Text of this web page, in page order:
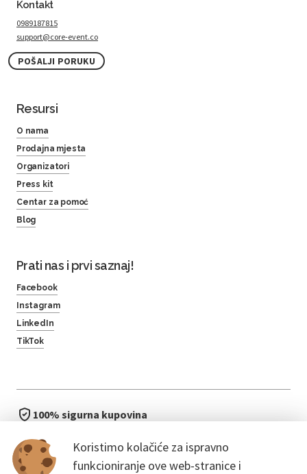
Koristimo kolačiće za ispravno
funkcioniranje ove web-stranice i
Kontakt
0989187815
support@core-event.co
POŠALJI PORUKU
Resursi
O nama
Prodajna mjesta
Organizatori
Press kit
Centar za pomoć
Blog
Prati nas i prvi saznaj!
Facebook
Instagram
LinkedIn
TikTok
100% sigurna kupovina
bez čekanja u redu